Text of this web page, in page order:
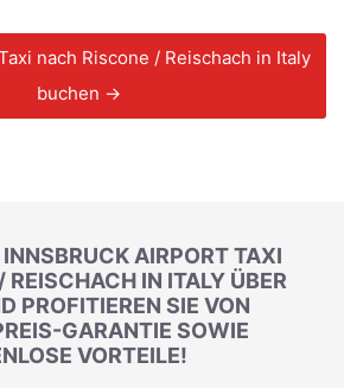
nach Riscone / Reischach in Italy
buchen →
AIRPORT TAXI
REISCHACH IN ITALY ÜBER
PROFITIEREN SIE VON
GARANTIE SOWIE
VORTEILE!